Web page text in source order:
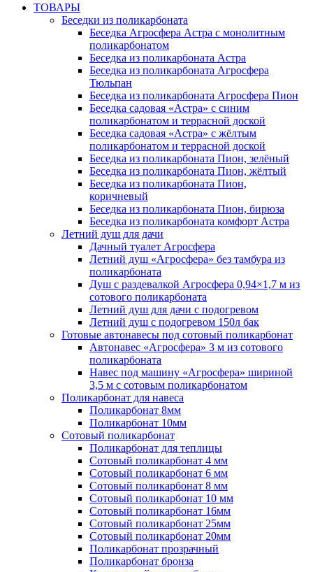
ТОВАРЫ
Беседки из поликарбоната
Беседка Агросфера Астра с монолитным
поликарбонатом
Беседка из поликарбоната Астра
Беседка из поликарбоната Агросфера
Тюльпан
Беседка из поликарбоната Агросфера Пион
Беседка садовая «Астра» с синим
поликарбонатом и террасной доской
Беседка садовая «Астра» с жёлтым
поликарбонатом и террасной доской
Беседка из поликарбоната Пион, зелёный
Беседка из поликарбоната Пион, жёлтый
Беседка из поликарбоната Пион,
коричневый
Беседка из поликарбоната Пион, бирюза
Беседка из поликарбоната комфорт Астра
Летний душ для дачи
Дачный туалет Агросфера
Летний душ «Агросфера» без тамбура из
поликарбоната
Душ с раздевалкой Агросфера 0,94×1,7 м из
сотового поликарбоната
Летний душ для дачи с подогревом
Летний душ с подогревом 150л бак
Готовые автонавесы под сотовый поликарбонат
Автонавес «Агросфера» 3 м из сотового
поликарбоната
Навес под машину «Агросфера» шириной
3,5 м с сотовым поликарбонатом
Поликарбонат для навеса
Поликарбонат 8мм
Поликарбонат 10мм
Сотовый поликарбонат
Поликарбонат для теплицы
Сотовый поликарбонат 4 мм
Сотовый поликарбонат 6 мм
Сотовый поликарбонат 8 мм
Сотовый поликарбонат 10 мм
Сотовый поликарбонат 16мм
Сотовый поликарбонат 25мм
Сотовый поликарбонат 20мм
Поликарбонат прозрачный
Поликарбонат бронза